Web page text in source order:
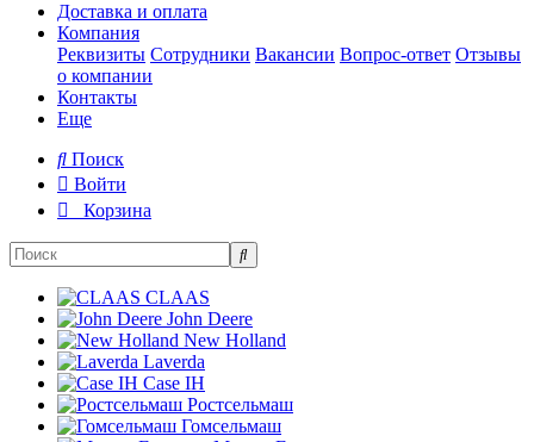
Доставка и оплата
Компания
Реквизиты Сотрудники Вакансии Вопрос-ответ Отзывы
о компании
Контакты
Еще
Поиск
Войти
Корзина
CLAAS
John Deere
New Holland
Laverda
Case IH
Ростсельмаш
Гомсельмаш